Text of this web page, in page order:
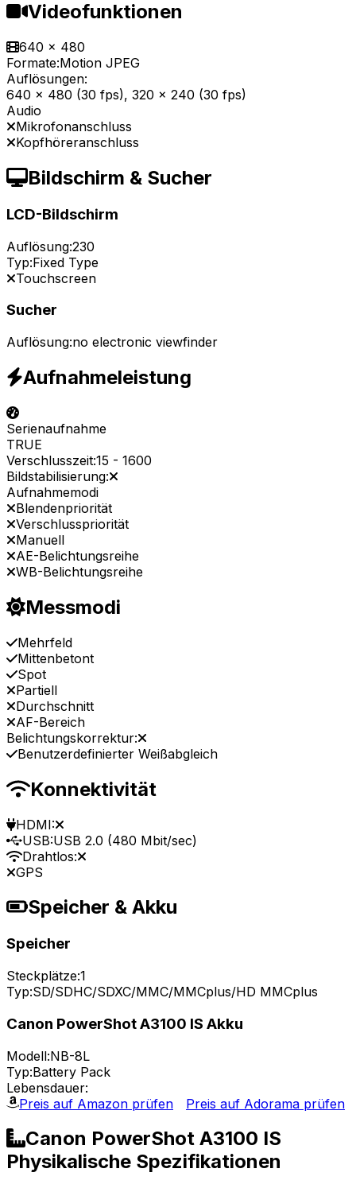
Videofunktionen
640 x 480
Formate:Motion JPEG
Auflösungen:
640 x 480 (30 fps), 320 x 240 (30 fps)
Audio
Mikrofonanschluss
Kopfhöreranschluss
Bildschirm & Sucher
LCD-Bildschirm
Auflösung:230
Typ:Fixed Type
Touchscreen
Sucher
Auflösung:no electronic viewfinder
Aufnahmeleistung
Serienaufnahme
TRUE
Verschlusszeit:15 - 1600
Bildstabilisierung:
Aufnahmemodi
Blendenpriorität
Verschlusspriorität
Manuell
AE-Belichtungsreihe
WB-Belichtungsreihe
Messmodi
Mehrfeld
Mittenbetont
Spot
Partiell
Durchschnitt
AF-Bereich
Belichtungskorrektur:
Benutzerdefinierter Weißabgleich
Konnektivität
HDMI:
USB:USB 2.0 (480 Mbit/sec)
Drahtlos:
GPS
Speicher & Akku
Speicher
Steckplätze:1
Typ:SD/SDHC/SDXC/MMC/MMCplus/HD MMCplus
Canon PowerShot A3100 IS Akku
Modell:NB-8L
Typ:Battery Pack
Lebensdauer:
Preis auf Amazon prüfen
Preis auf Adorama prüfen
Canon PowerShot A3100 IS
Physikalische Spezifikationen